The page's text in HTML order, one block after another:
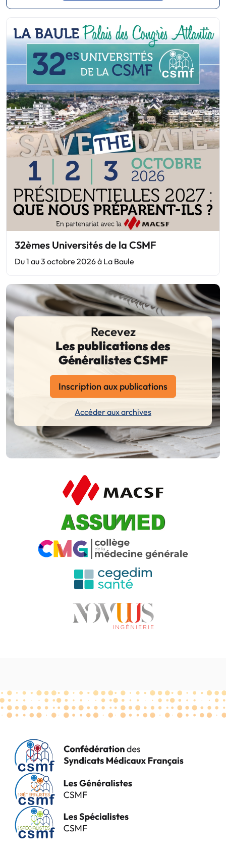
32èmes Universités de la CSMF
Du 1 au 3 octobre 2026 à La Baule
Recevez
Les publications des
Généralistes CSMF
Inscription aux publications
Accéder aux archives